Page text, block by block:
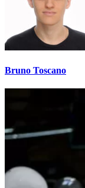
Bruno Toscano